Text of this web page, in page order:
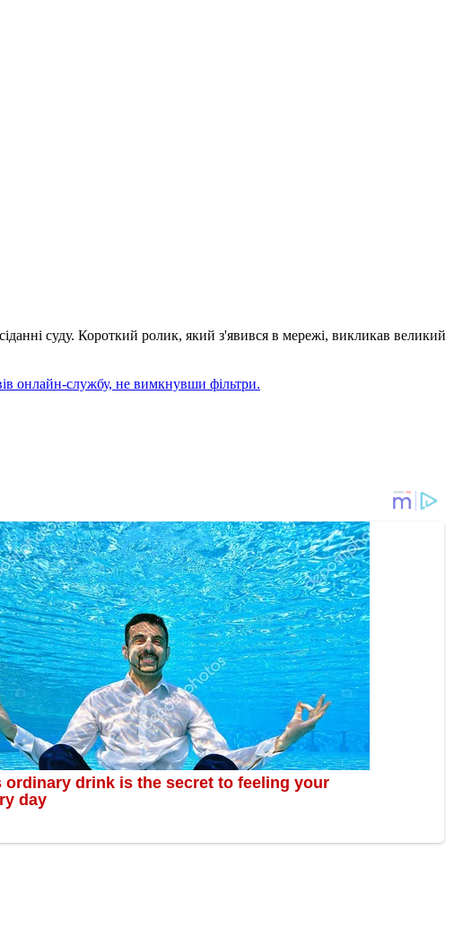
суду. Короткий ролик, який з'явився в мережі, викликав великий
онлайн-службу, не вимкнувши фільтри.